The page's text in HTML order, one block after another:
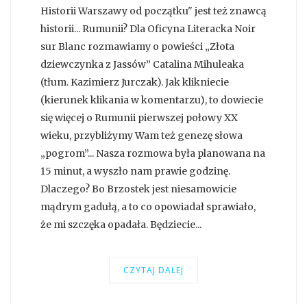
Historii Warszawy od początku" jest też znawcą
historii... Rumunii? Dla Oficyna Literacka Noir
sur Blanc rozmawiamy o powieści „Złota
dziewczynka z Jassów” Catalina Mihuleaka
(tłum. Kazimierz Jurczak). Jak klikniecie
(kierunek klikania w komentarzu), to dowiecie
się więcej o Rumunii pierwszej połowy XX
wieku, przybliżymy Wam też genezę słowa
„pogrom”... Nasza rozmowa była planowana na
15 minut, a wyszło nam prawie godzinę.
Dlaczego? Bo Brzostek jest niesamowicie
mądrym gadułą, a to co opowiadał sprawiało,
że mi szczęka opadała. Będziecie...
CZYTAJ DALEJ